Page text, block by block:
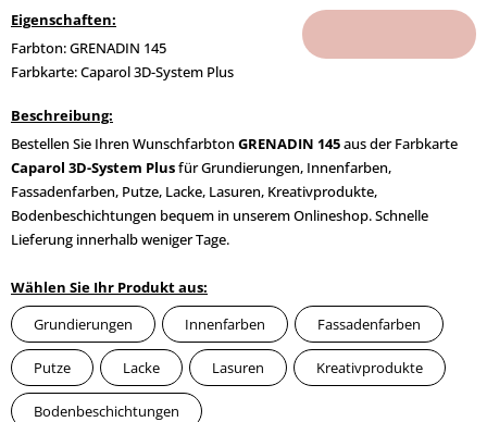
Eigenschaften:
Farbton: GRENADIN 145
Farbkarte: Caparol 3D-System Plus
Beschreibung:
Bestellen Sie Ihren Wunschfarbton GRENADIN 145aus der Farbkarte
Caparol 3D-System Plusfür Grundierungen, Innenfarben,
Fassadenfarben, Putze, Lacke, Lasuren, Kreativprodukte,
Bodenbeschichtungen bequem in unserem Onlineshop. Schnelle
Lieferung innerhalb weniger Tage.
Wählen Sie Ihr Produkt aus:
Grundierungen
Innenfarben Fassadenfarben
Putze Lacke Lasuren Kreativprodukte
Bodenbeschichtungen